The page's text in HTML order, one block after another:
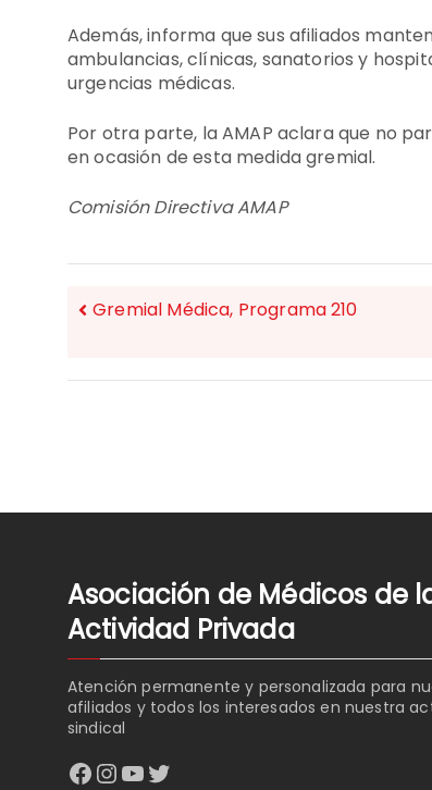
Además, informa que sus afiliados
ambulancias, clínicas, sanatorios y
urgencias médicas.
Por otra parte, la AMAP aclara que no
en ocasión de esta medida gremial.
Comisión Directiva AMAP
NAVEGACIÓN
Gremial Médica, Programa 210
Asociación de Médicos de
Actividad Privada
Atención permanente y personalizada para
afiliados y todos los interesados en nuestra
sindical
Facebook
Instagram
YouTube
Twitter